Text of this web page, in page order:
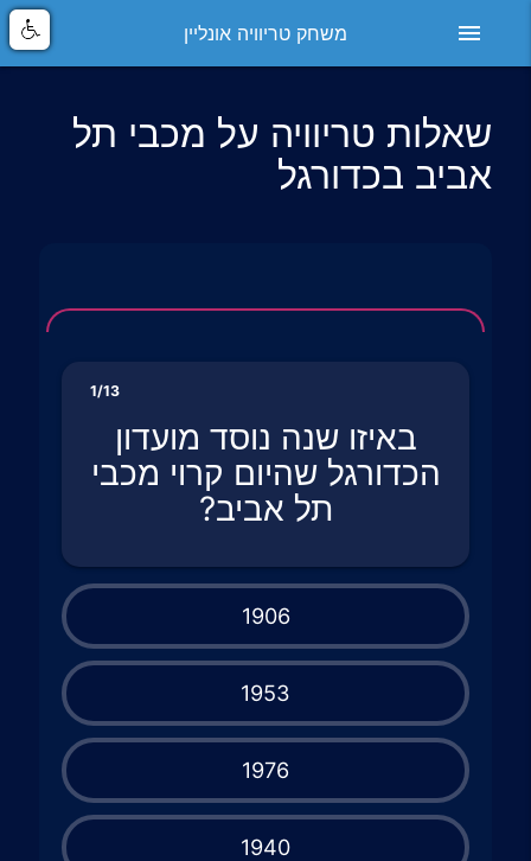
menu משחק טריוויה אונליין
שאלות טריוויה על מכבי תל
אביב בכדורגל
1/13
באיזו שנה נוסד מועדון
הכדורגל שהיום קרוי מכבי
תל אביב?
1906
1953
1976
1940